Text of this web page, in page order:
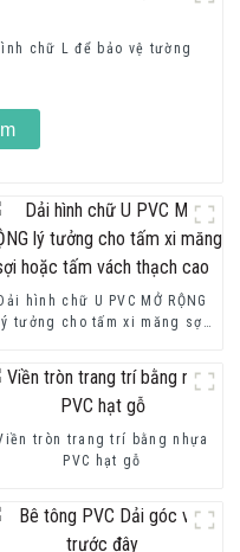
chữ L để bảo vệ tường
hình chữ U PVC MỞ RỘNG
lý tưởng cho tấm xi măng sợi
tròn trang trí bằng nhựa
PVC hạt gỗ